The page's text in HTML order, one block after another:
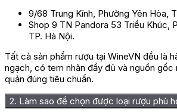
9/68 Trung Kính, Phường Yên Hòa,
Shop 9 TN Pandora 53 Triều Khúc,
TP. Hà Nội.
Tất cả sản phẩm rượu tại WineVN đều là
ngạch, có tem nhãn đầy đủ và nguồn gốc
quản đúng tiêu chuẩn.
2. Làm sao để chọn được loại rượu phù